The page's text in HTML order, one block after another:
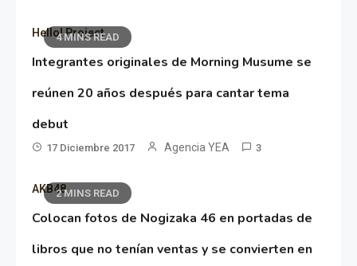
4 MINS READ
Hello! Project
Integrantes originales de Morning Musume se
reúnen 20 años después para cantar tema
debut
17 Diciembre 2017 Agencia YEA 3
2 MINS READ
AKB48
Colocan fotos de Nogizaka 46 en portadas de
libros que no tenían ventas y se convierten en